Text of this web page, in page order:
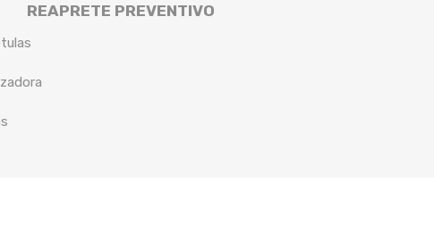
REAPRETE PREVENTIVO